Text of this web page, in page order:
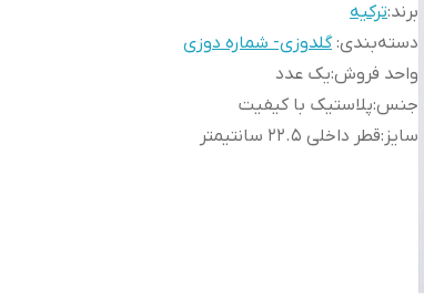
برند:ترکیه
دسته‌بندی:گلدوزی- شماره دوزی
واحد فروش:یک عدد
جنس:پلاستیک با کیفیت
سایز :قطر داخلی ۲۲.۵ سانتیمتر